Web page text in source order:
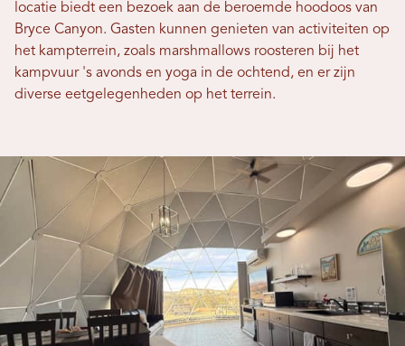
locatie biedt een bezoek aan de beroemde hoodoos van
Bryce Canyon. Gasten kunnen genieten van activiteiten op
het kampterrein, zoals marshmallows roosteren bij het
kampvuur 's avonds en yoga in de ochtend, en er zijn
diverse eetgelegenheden op het terrein.